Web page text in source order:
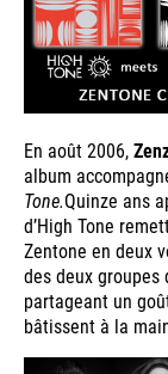
En août 2006,
album
Tone.Quinze ans
d’High Tone
Zentone en deux
des deux groupes
partageant un
bâtissent à la